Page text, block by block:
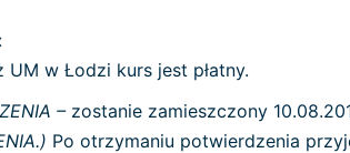
w Łodzi kurs jest płatny.
– zostanie zamieszczony
Po otrzymaniu potwierdzenia